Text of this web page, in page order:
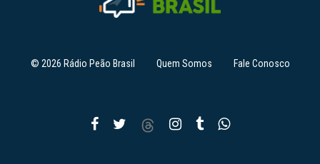
© 2026 Rádio Peão Brasil Quem Somos Fale Conosco